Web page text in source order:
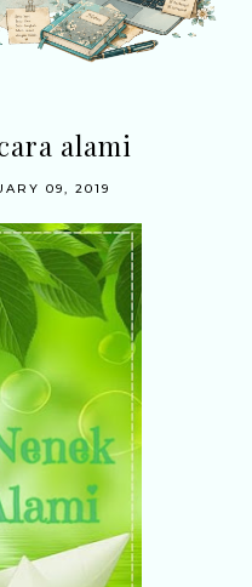
alami
09, 2019